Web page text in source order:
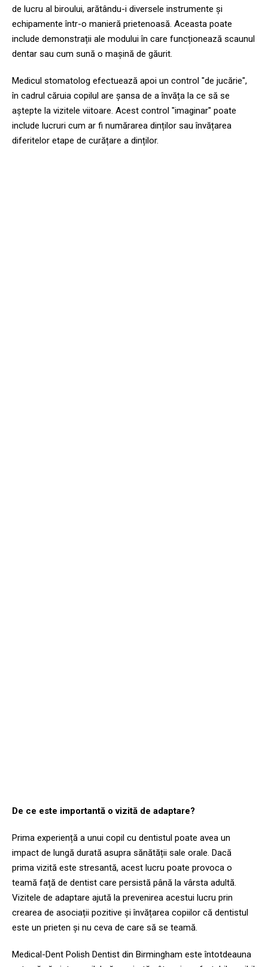
de lucru al biroului, arătându-i diversele instrumente și
echipamente într-o manieră prietenoasă. Aceasta poate
include demonstrații ale modului în care funcționează scaunul
dentar sau cum sună o mașină de găurit.
Medicul stomatolog efectuează apoi un control "de jucărie",
în cadrul căruia copilul are șansa de a învăța la ce să se
aștepte la vizitele viitoare. Acest control "imaginar" poate
include lucruri cum ar fi numărarea dinților sau învățarea
diferitelor etape de curățare a dinților.
De ce este importantă o vizită de adaptare?
Prima experiență a unui copil cu dentistul poate avea un
impact de lungă durată asupra sănătății sale orale. Dacă
prima vizită este stresantă, acest lucru poate provoca o
teamă față de dentist care persistă până la vârsta adultă.
Vizitele de adaptare ajută la prevenirea acestui lucru prin
crearea de asociații pozitive și învățarea copiilor că dentistul
este un prieten și nu ceva de care să se teamă.
Medical-Dent Polish Dentist din Birmingham este întotdeauna